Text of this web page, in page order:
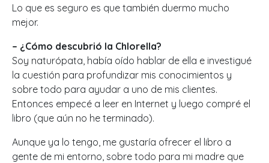
Lo que es seguro es que también duermo mucho
mejor.
– ¿Cómo descubrió la Chlorella?
Soy naturópata, había oído hablar de ella e investigué
la cuestión para profundizar mis conocimientos y
sobre todo para ayudar a uno de mis clientes.
Entonces empecé a leer en Internet y luego compré el
libro (que aún no he terminado).
Aunque ya lo tengo, me gustaría ofrecer el libro a
gente de mi entorno, sobre todo para mi madre que